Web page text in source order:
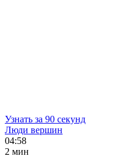
Узнать за 90 секунд
Люди вершин
04:58
2 мин